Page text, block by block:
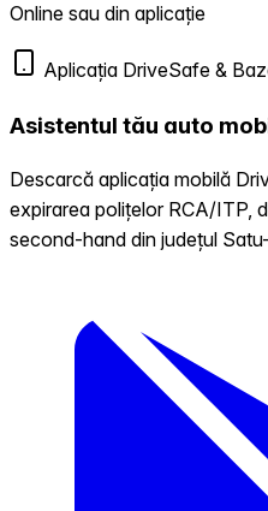
Online sau din aplicație
Aplicația DriveSafe &
Asistentul tău auto
Descarcă aplicația mobilă
expirarea polițelor RCA/ITP,
second-hand din județul